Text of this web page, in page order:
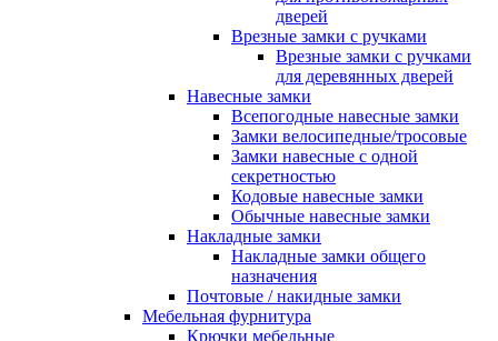
дверей
Врезные замки с ручками
Врезные замки с ручками
для деревянных дверей
Навесные замки
Всепогодные навесные замки
Замки велосипедные/тросовые
Замки навесные с одной
секретностью
Кодовые навесные замки
Обычные навесные замки
Накладные замки
Накладные замки общего
назначения
Почтовые / накидные замки
Мебельная фурнитура
Крючки мебельные